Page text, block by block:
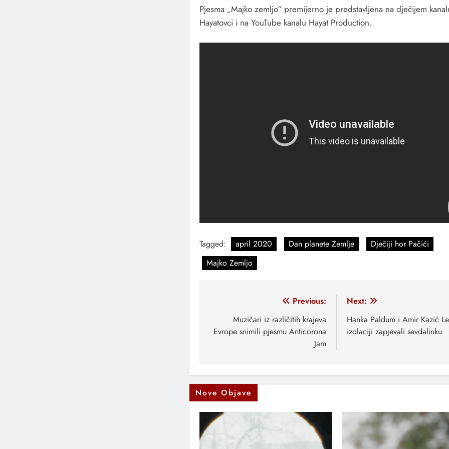
Pjesma „Majko zemljo“ premijerno je predstavljena na dječijem
Hayatovci i na YouTube kanalu Hayat Production.
Tagged: april 2020 Dan planete Zemlje
Dječiji hor Pačići
Majko Zemljo
članaka
Previous:
Muzičari iz različitih krajeva
Evrope snimili pjesmu Anticorona
Jam
Next:
Hanka Paldum i Amir Kazić
izolaciji zapjevali sevdalinku
Nove Objave